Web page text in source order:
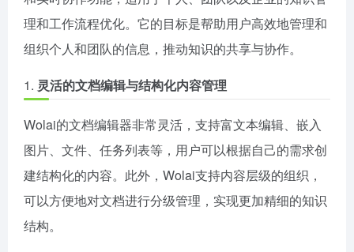
理和工作流程优化。它的目标是帮助用户高效地管理和
组织个人和团队的信息，推动知识的共享与协作。
1. 灵活的文档编辑与结构化内容管理
Wolai的文档编辑器非常灵活，支持富文本编辑、嵌入
图片、文件、任务列表等，用户可以根据自己的需求创
建结构化的内容。此外，Wolai支持内容层级的组织，
可以方便地对文档进行分级管理，实现更加精细的知识
结构。